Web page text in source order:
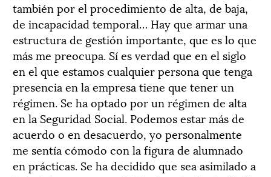
también por el procedimiento de alta, de baja,
de incapacidad temporal… Hay que armar una
estructura de gestión importante, que es lo que
más me preocupa. Sí es verdad que en el siglo
en el que estamos cualquier persona que tenga
presencia en la empresa tiene que tener un
régimen. Se ha optado por un régimen de alta
en la Seguridad Social. Podemos estar más de
acuerdo o en desacuerdo, yo personalmente
me sentía cómodo con la figura de alumnado
en prácticas. Se ha decidido que sea asimilado a